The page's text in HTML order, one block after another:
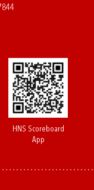
HNS Scoreboard
App